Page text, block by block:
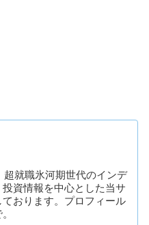
超就職氷河期世代のインデ
資情報を中心とした当サ
おります。プロフィール